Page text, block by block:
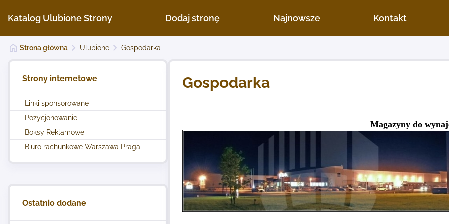
Katalog Ulubione Strony Dodaj stronę Najnowsze Kontakt
Strona główna Ulubione Gospodarka
Strony internetowe
Linki sponsorowane
Pozycjonowanie
Boksy Reklamowe
Biuro rachunkowe Warszawa Praga
Ostatnio dodane
Gospodarka
Magazyny do